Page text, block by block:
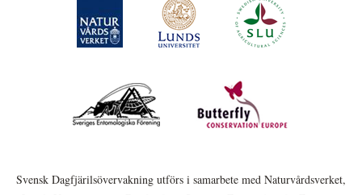
Svensk Dagfjärilsövervakning utförs i samarbete med Naturvårdsverket,